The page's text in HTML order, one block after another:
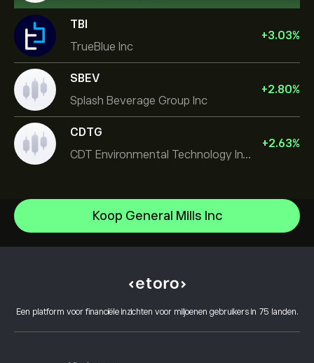
TBI
TrueBlue Inc
+3.03%
SBEV
Splash Beverage Group Inc
+2.80%
CDTG
CDT Environmental Technology Investment Holdings L
+2.63%
Koop General Mills Inc
Een platform voor financiële inzichten voor miljoenen gebruikers in 75 landen.
Micron Technology, Inc.
Space Exploration Technologies Corp
Constellation Energy Corp
Hoe u uw account kunt verifiëren
Verantwoord handelen
Wat is hefboomwerking en marge
Kopen en verkopen uitgelegd
eToro Reviews